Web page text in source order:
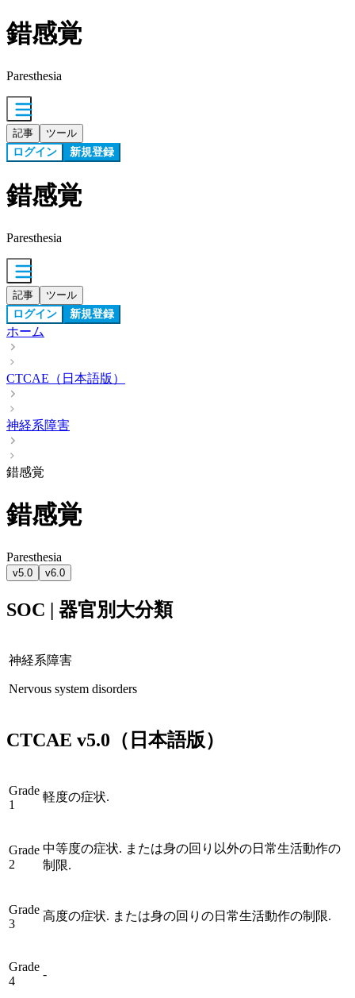
錯感覚
Paresthesia
記事 ツール
ログイン 新規登録
錯感覚
Paresthesia
記事 ツール
ログイン 新規登録
ホーム
CTCAE（日本語版）
神経系障害
錯感覚
錯感覚
Paresthesia
v5.0 v6.0
SOC | 器官別大分類
神経系障害
Nervous system disorders
CTCAE v5.0 （日本語版）
Grade
1
軽度の症状.
Grade
2
中等度の症状. または身の回り以外の日常生活動作の
制限.
Grade
3
高度の症状. または身の回りの日常生活動作の制限.
Grade
4
-